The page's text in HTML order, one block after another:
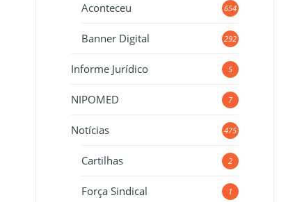
Aconteceu 654
Banner Digital 292
Informe Jurídico 5
NIPOMED 7
Notícias 475
Cartilhas 2
Força Sindical 1